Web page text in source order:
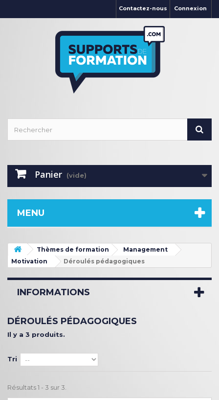
Connexion
Contactez-nous
Panier (vide)
MENU
Thèmes de formation
Management
Motivation
Déroulés pédagogiques
INFORMATIONS
DÉROULÉS PÉDAGOGIQUES
Il y a 3 produits.
Tri
Résultats 1 - 3 sur 3.